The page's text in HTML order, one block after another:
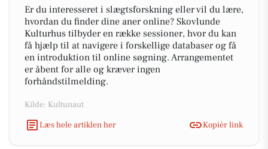
Er du interesseret i slægtsforskning eller vil du lære,
hvordan du finder dine aner online? Skovlunde
Kulturhus tilbyder en række sessioner, hvor du kan
få hjælp til at navigere i forskellige databaser og få
en introduktion til online søgning. Arrangementet
er åbent for alle og kræver ingen
forhåndstilmelding.
Kilde: Kultunaut
Læs hele artiklen her
Kopiér link